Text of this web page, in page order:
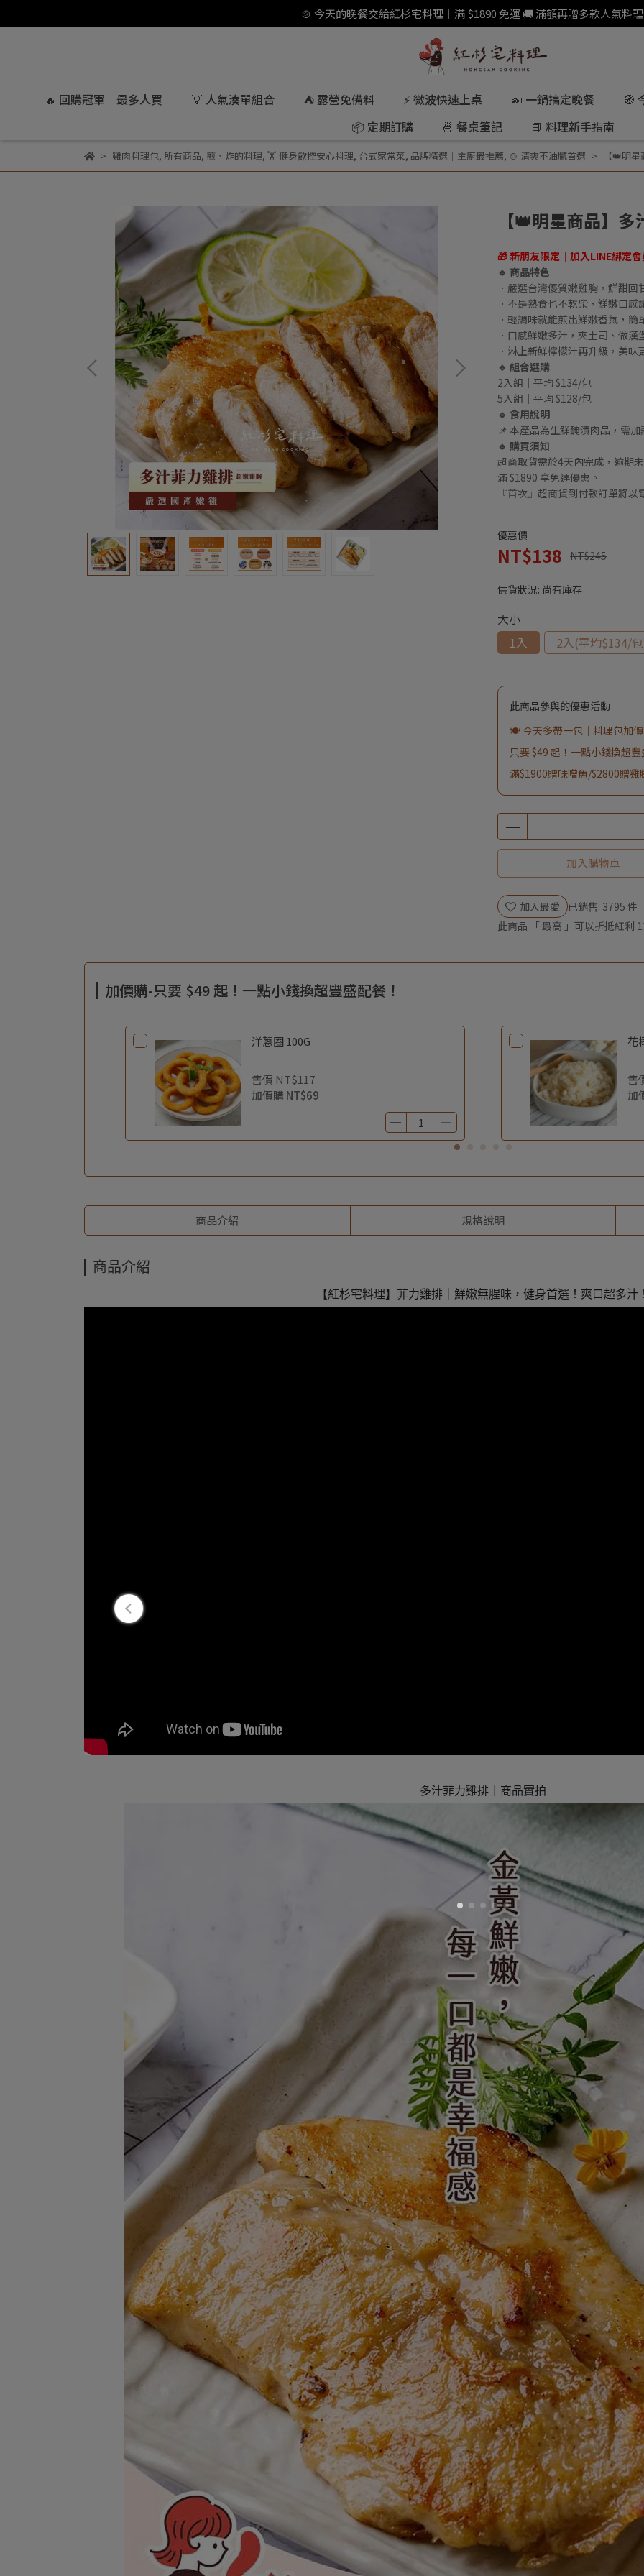
🍲 今天的晚餐交給紅杉宅料理｜滿 $1890 免運 🚚 滿額再贈多款人氣料理
🔥 回購冠軍｜最多人買 💡 人氣湊單組合 ⛺ 露營免備料 ⚡ 微波快速上桌 🍛 一鍋搞定晚餐
🧭
📦 定期訂購
🍜 餐桌筆記 📘 料理新手指南
雞肉料理包, 所有商品, 煎、炸的料理, 🏋️ 健身飲控安心料理, 台式家常菜, 品牌精選｜主廚最推薦, 🍲 清爽不油膩首選 【👑明
【👑明星商品】
🎁 新朋友限定｜加入LINE綁定
🔹 商品特色
．嚴選台灣優質嫩雞胸，鮮甜回
．不是熟食也不乾柴，鮮嫩口感
．輕調味就能煎出鮮嫩香氣，簡
．口感鮮嫩多汁，夾土司、做漢
．淋上新鮮檸檬汁再升級，美味
🔹 組合選購
2入組｜平均 $134/包
5入組｜平均 $128/包
🔹 食用說明
📌 本產品為生鮮醃漬肉品，需
🔹 購買須知
超商取貨需於4天內完成，逾期
滿 $1890 享免運優惠。
『首次』超商貨到付款訂單將
優惠價
NT$138 NT$245
供貨狀況: 尚有庫存
大小
1入
2入(平均$134/
此商品參與的優惠活動
🍽️ 今天多帶一包｜料理包加
只要 $49 起！一點小錢換超
滿$1900贈味噌魚/$2800贈
加入購物車
加入最愛
已銷售: 3795 件
此商品 「 最高 」可以折抵紅利
加價購-只要 $49 起！一點小錢換超豐盛配餐！
洋蔥圈 100G
售價NT$117
加價購 NT$69
花
售
加
商品介紹 規格說明
商品介紹
【紅杉宅料理】菲力雞排｜鮮嫩無腥味，健身首選！爽口超多汁
多汁菲力雞排｜商品實拍